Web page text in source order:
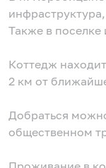
Также в поселке
Коттедж
2 км от
Добраться
общественном